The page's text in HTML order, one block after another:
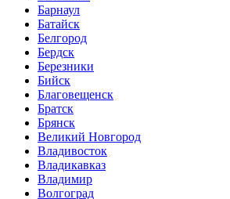
Барнаул
Батайск
Белгород
Бердск
Березники
Бийск
Благовещенск
Братск
Брянск
Великий Новгород
Владивосток
Владикавказ
Владимир
Волгоград